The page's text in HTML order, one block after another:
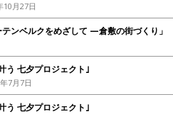
10月27日
ンベルクをめざして —倉敷の街づくり」
う 七夕プロジェクト｣
7月7日
う 七夕プロジェクト｣